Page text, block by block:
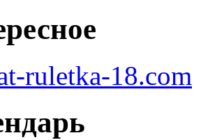
ruletka-18.com